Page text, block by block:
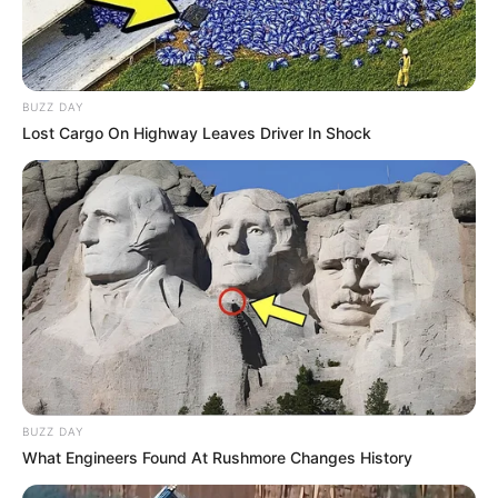
Δεν χρωστάμε σε κανέναν, αυτοί
χρωστούν σε εμάς τα πάντα
Τρίτη, 6 Σεπτεμβρίου 2022, 12:14
Δεν χρωστάμε σε κανέναν, αυτοί...
BUZZ DAY
Lost Cargo On Highway Leaves Driver In Shock
BUZZ DAY
What Engineers Found At Rushmore Changes History